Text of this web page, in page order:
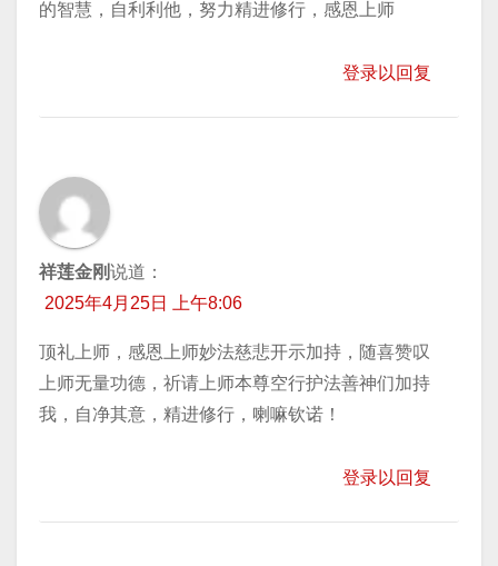
的智慧，自利利他，努力精进修行，感恩上师
登录以回复
祥莲金刚说道：
2025年4月25日 上午8:06
顶礼上师，感恩上师妙法慈悲开示加持，随喜赞叹
上师无量功德，祈请上师本尊空行护法善神们加持
我，自净其意，精进修行，喇嘛钦诺！
登录以回复